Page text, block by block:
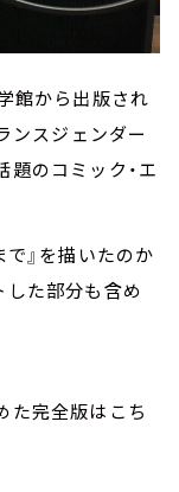
館から出版され
ンスジェンダー
のコミック・エ
で』を描いたのか
した部分も含め
完全版はこち